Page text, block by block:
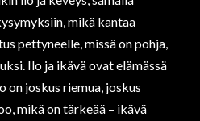
mikä kantaa
pettyneelle, missä on pohja,
Ilo ja ikävä ovat elämässä
on joskus riemua, joskus
mikä on tärkeää – ikävä